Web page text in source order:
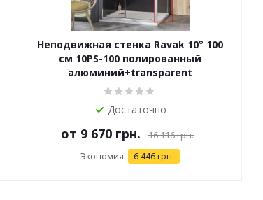
Неподвижная стенка Ravak 10° 100
см 10PS-100 полированный
алюминий+transparent
Достаточно
от 9 670 грн. 16 116 грн.
Экономия 6 446 грн.